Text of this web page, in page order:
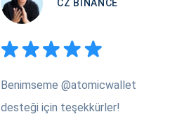
CZ BINANCE
Benimseme @atomicwallet
desteği için teşekkürler!